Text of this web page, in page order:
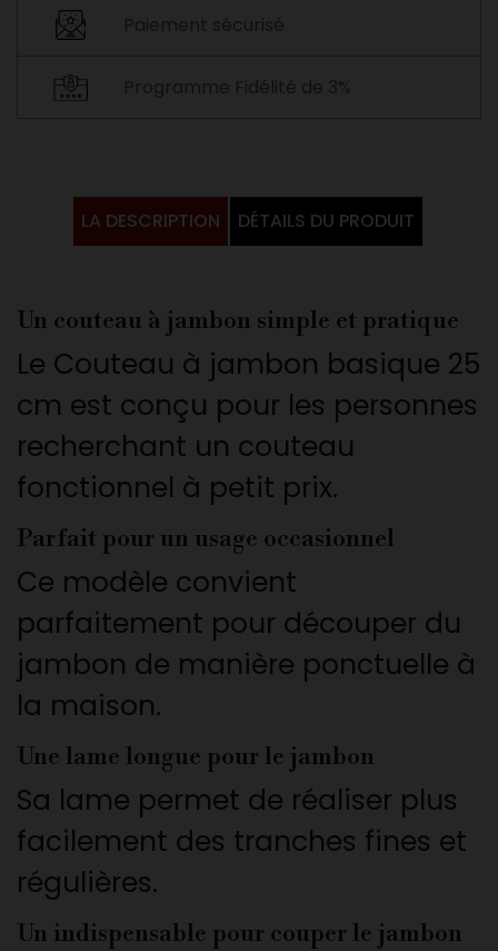
LA DESCRIPTION DÉTAILS DU PRODUIT
Un couteau à jambon simple et pratique
Le Couteau à jambon basique 25
cm est conçu pour les personnes
recherchant un couteau
fonctionnel à petit prix.
Parfait pour un usage occasionnel
Ce modèle convient
parfaitement pour découper du
jambon de manière ponctuelle à
la maison.
Une lame longue pour le jambon
Sa lame permet de réaliser plus
facilement des tranches fines et
régulières.
Un indispensable pour couper le jambon